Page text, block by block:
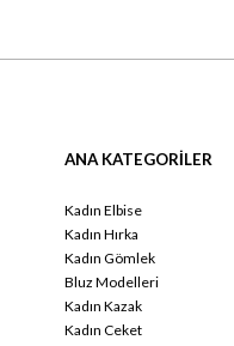
ANA KATEGORİLER
Kadın Elbise
Kadın Hırka
Kadın Gömlek
Bluz Modelleri
Kadın Kazak
Kadın Ceket